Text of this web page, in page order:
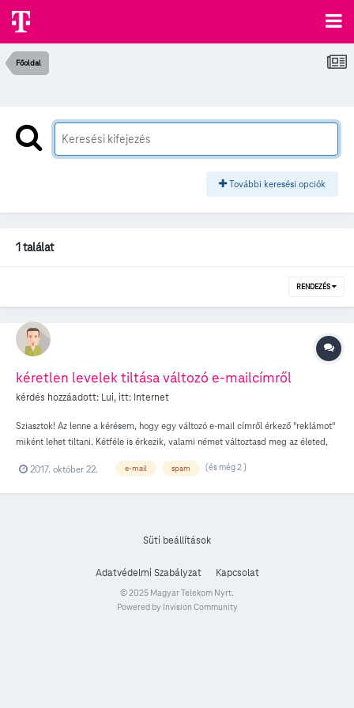
Főoldal
További keresési opciók
1 találat
RENDEZÉS
kéretlen levelek tiltása változó e-mailcímről
kérdés hozzáadott: Lui, itt: Internet
Sziasztok! Az lenne a kérésem, hogy egy változó e-mail címről érkező "reklámot"
miként lehet tiltani. Kétféle is érkezik, valami német változtasd meg az életed,
különböző szolgáltatásokkal. Miként tudom visszakeresni honnan érkeznek és
ethan.h@hd720porn.com; postmaster@alltender.com;
reesej3@students.lee.k12.al.us Köszi a segítséget
2017. október 22. e-mail spam (és még 2 )
Süti beállítások
Adatvédelmi Szabályzat Kapcsolat
© 2025 Magyar Telekom Nyrt.
Powered by Invision Community